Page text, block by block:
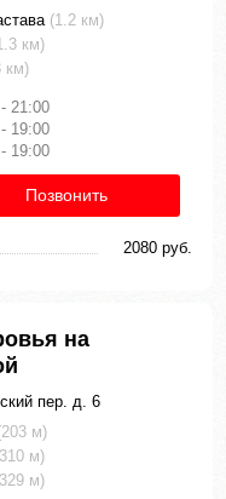
(1.2 км)
км)
км)
21:00
19:00
19:00
Позвонить
2080 руб.
на
пер. д. 6
м)
м)
м)